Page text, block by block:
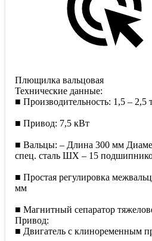
Плющилка вальцовая
Технические данные:
■ Производительность: 1,5 – 2,5
■ Привод: 7,5 кВт
■ Вальцы: – Длина 300 мм
спец. сталь ШХ – 15
■ Простая регулировка
мм
■ Магнитный сепаратор
Привод:
■ Двигатель с клиноременным